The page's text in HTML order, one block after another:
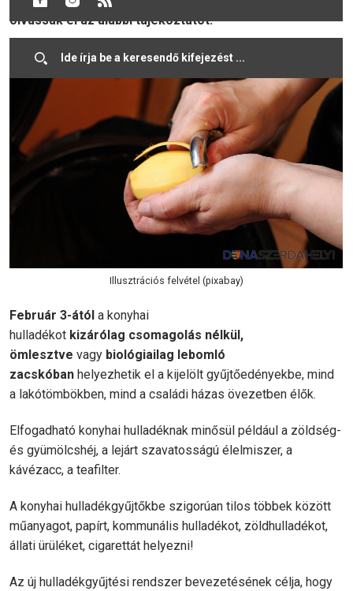
olvassák el az alábbi tájékoztatót!
Illusztrációs felvétel (pixabay)
Február 3-ától a konyhai
hulladékot kizárólag csomagolás nélkül,
ömlesztve vagy biológiailag lebomló
zacskóban helyezhetik el a kijelölt gyűjtőedényekbe, mind
a lakótömbökben, mind a családi házas övezetben élők.
Elfogadható konyhai hulladéknak minősül például a zöldség-
és gyümölcshéj, a lejárt szavatosságú élelmiszer, a
kávézacc, a teafilter.
A konyhai hulladékgyűjtőkbe szigorúan tilos többek között
műanyagot, papírt, kommunális hulladékot, zöldhulladékot,
állati ürüléket, cigarettát helyezni!
Az új hulladékgyűjtési rendszer bevezetésének célja, hogy